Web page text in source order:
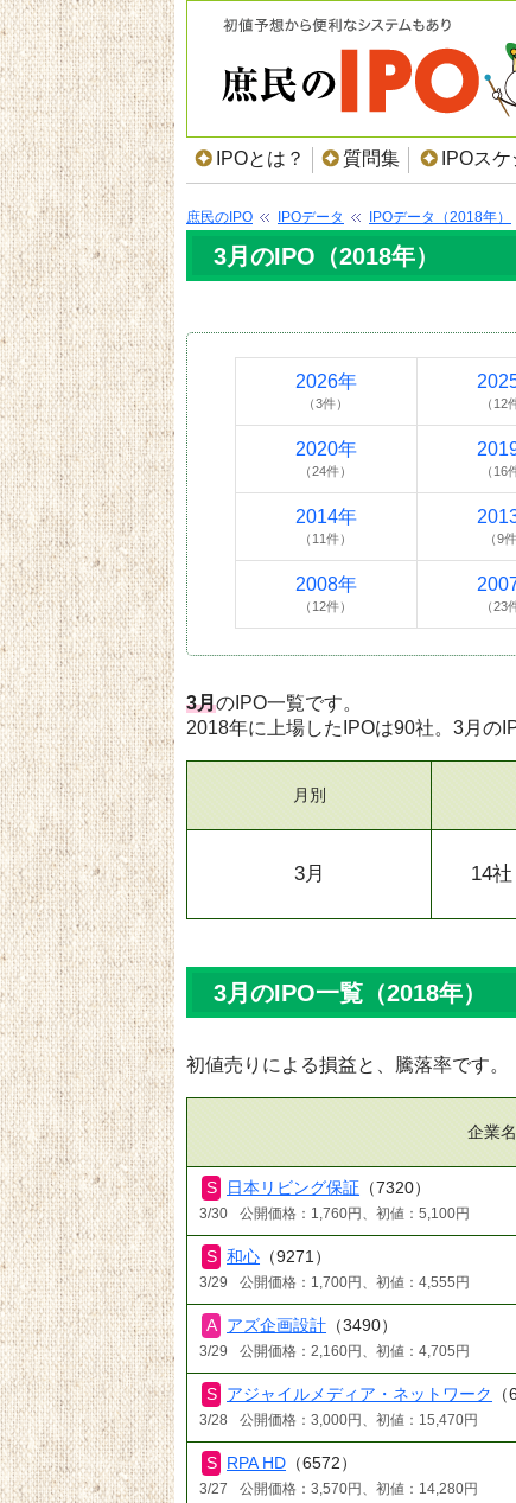
IPOとは？ 質問集 IPOス
庶民のIPO IPOデータ IPOデータ（2018年）
3月のIPO（2018年）
2026年
（3件） （12
2020年
（24件） （16
2014年
（11件） （9件
2008年
（12件） （23
3月のIPO一覧です。
2018年に上場したIPOは90社。3月の
月別
3月 14社
3月のIPO一覧（2018年）
初値売りによる損益と、騰落率です。
企業名
日本リビング保証 （7320）
3/30 公開価格：1,760円、初値：5,100円
和心 （9271）
3/29 公開価格：1,700円、初値：4,555円
アズ企画設計 （3490）
3/29 公開価格：2,160円、初値：4,705円
アジャイルメディア・ネットワーク
3/28 公開価格：3,000円、初値：15,470円
RPA HD （6572）
3/27 公開価格：3,570円、初値：14,280円